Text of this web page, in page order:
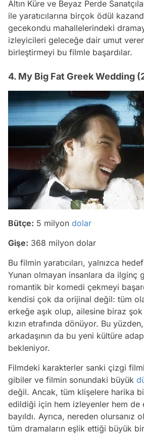
Altın Küre ve Beyaz Perde
ile yaratıcılarına birçok ödül
gecekondu mahallelerindeki
izleyicileri geleceğe dair umut
birleştirmeyi bu filmle başardılar.
4. My Big Fat Greek Wedding
Bütçe: 5 milyon dolar
Gişe: 368 milyon dolar
Bu filmin yaratıcıları, yalnızca
Yunan olmayan insanlara da ilginç
romantik bir komedi çekmeyi
kendisi çok da orijinal değil: tüm
erkeğe aşık olup, ailesine biraz
kızın etrafında dönüyor. Bu
arkadaşının da bu yeni kültüre
bekleniyor.
Filmdeki karakterler sanki çizgi
gibiler ve filmin sonundaki büyük
değil. Ancak, tüm klişelere harika
edildiği için hem izleyenler hem de
bayıldı. Ayrıca, nereden olursanız
tüm dramaların eşlik ettiği büyük